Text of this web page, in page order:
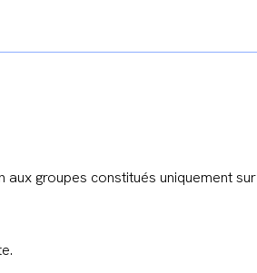
groupes constitués uniquement sur